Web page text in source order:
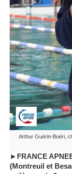
Arthur Guérin-Boéri,
►FRANCE
(Montreuil et